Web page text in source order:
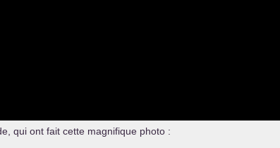
qui ont fait cette magnifique photo :